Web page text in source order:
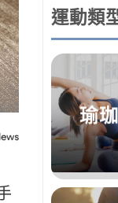
運動類
瑜珈